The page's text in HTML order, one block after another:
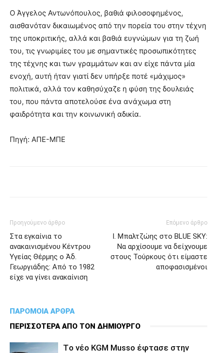
Ο Άγγελος Αντωνόπουλος, βαθιά φιλοσοφημένος,
αισθανόταν δικαιωμένος από την πορεία του στην τέχνη
της υποκριτικής, αλλά και βαθιά ευγνώμων για τη ζωή
του, τις γνωριμίες του με σημαντικές προσωπικότητες
της τέχνης και των γραμμάτων και αν είχε πάντα μία
ενοχή, αυτή ήταν γιατί δεν υπήρξε ποτέ «μάχιμος»
πολιτικά, αλλά τον καθησύχαζε η φύση της δουλειάς
του, που πάντα αποτελούσε ένα ανάχωμα στη
φαιδρότητα και την κοινωνική αδικία.
Πηγή: ΑΠΕ-ΜΠΕ
Προηγούμενο άρθρο
Στα εγκαίνια το
ανακαινισμένου Κέντρου
Υγείας Θέρμης ο Άδ.
Γεωργιάδης: Από το 1982
είχε να γίνει ανακαίνιση
Επόμενο άρθρο
Ι. Μπαλτζώης στο BLUE SKY:
Να αρχίσουμε να δείχνουμε
στους Τούρκους ότι είμαστε
αποφασισμένοι
ΠΑΡΟΜΟΙΑ ΑΡΘΡΑ
ΠΕΡΙΣΣΟΤΕΡΑ ΑΠΟ ΤΟΝ ΔΗΜΙΟΥΡΓΟ
Tο νέο KGM Musso έφτασε στην